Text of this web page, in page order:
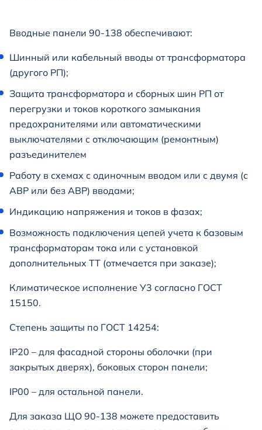
Вводные панели 90-138 обеспечивают:
Шинный или кабельный вводы от трансформатора
(другого РП);
Защита трансформатора и сборных шин РП от
перегрузки и токов короткого замыкания
предохранителями или автоматическими
выключателями с отключающим (ремонтным)
разъединителем
Работу в схемах с одиночным вводом или с двумя (с
АВР или без АВР) вводами;
Индикацию напряжения и токов в фазах;
Возможность подключения цепей учета к базовым
трансформаторам тока или с установкой
дополнительных ТТ (отмечается при заказе);
Климатическое исполнение У3 согласно ГОСТ
15150.
Степень защиты по ГОСТ 14254:
IP20 – для фасадной стороны оболочки (при
закрытых дверях), боковых сторон панели;
IP00 – для остальной панели.
Для заказа ЩО 90-138 можете предоставить